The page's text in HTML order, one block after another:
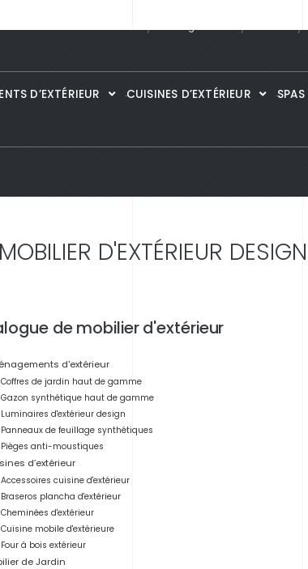
D’EXTÉRIEUR CUISINES D’EXTÉRIEUR SPAS
D'EXTÉRIEUR DESIGN
de mobilier d'extérieur
d'extérieur
Coffres de jardin haut de gamme
Gazon synthétique haut de gamme
Luminaires d'extérieur design
Panneaux de feuillage synthétiques
Pièges anti-moustiques
d’extérieur
Accessoires cuisine d'extérieur
Braseros plancha d'extérieur
Cheminées d'extérieur
Cuisine mobile d'extérieure
Four à bois extérieur
de Jardin